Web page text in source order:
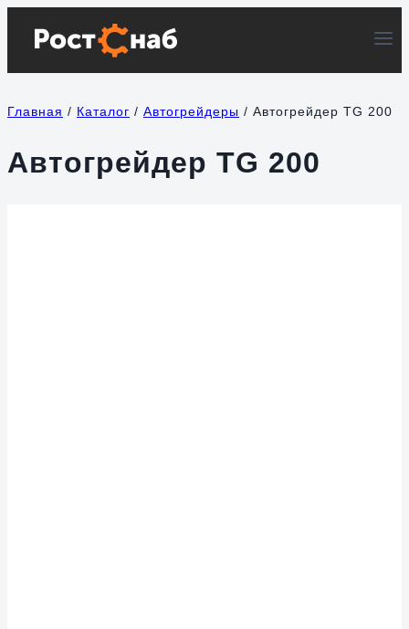
содержимому
Главная / Каталог / Автогрейдеры / Автогрейдер TG 200
Автогрейдер TG 200